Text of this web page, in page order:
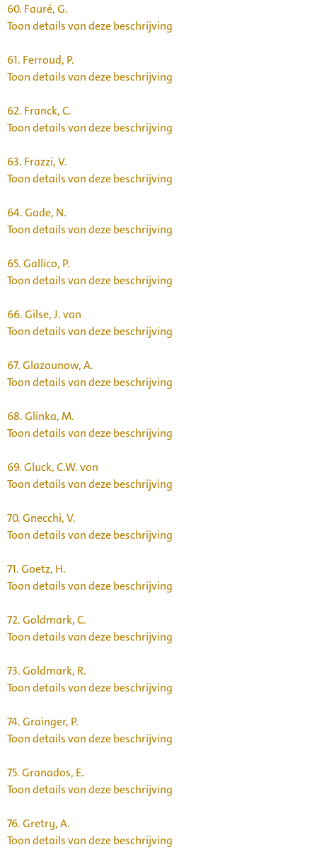
60. Fauré, G.
Toon details van deze beschrijving
61. Ferroud, P.
Toon details van deze beschrijving
62. Franck, C.
Toon details van deze beschrijving
63. Frazzi, V.
Toon details van deze beschrijving
64.Gade, N.
Toon details van deze beschrijving
65.Gallico, P.
Toon details van deze beschrijving
66.Gilse, J. van
Toon details van deze beschrijving
67.Glazounow, A.
Toon details van deze beschrijving
68.Glinka, M.
Toon details van deze beschrijving
69.Gluck, C.W. von
Toon details van deze beschrijving
70.Gnecchi, V.
Toon details van deze beschrijving
71.Goetz, H.
Toon details van deze beschrijving
72.Goldmark, C.
Toon details van deze beschrijving
73.Goldmark, R.
Toon details van deze beschrijving
74.Grainger, P.
Toon details van deze beschrijving
75.Granados, E.
Toon details van deze beschrijving
76.Gretry, A.
Toon details van deze beschrijving